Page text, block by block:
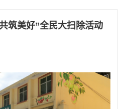
筑美好”全民大扫除活动